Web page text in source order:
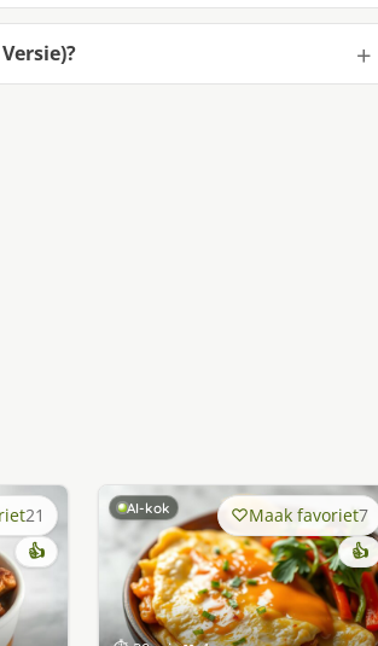
21
👍
AI-kok Maak favoriet7
👍